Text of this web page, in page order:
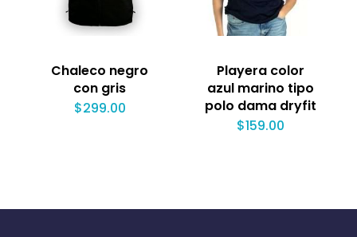
Chaleco negro
con gris
$299.00
Playera color
azul marino tipo
polo dama dryfit
$159.00